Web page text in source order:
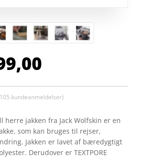
105 kundeanmeldelser)
herre jakken fra Jack Wolfskin er en
som kan bruges til rejser,
Jakken er lavet af bæredygtigt
Derudover er TEXTPORE